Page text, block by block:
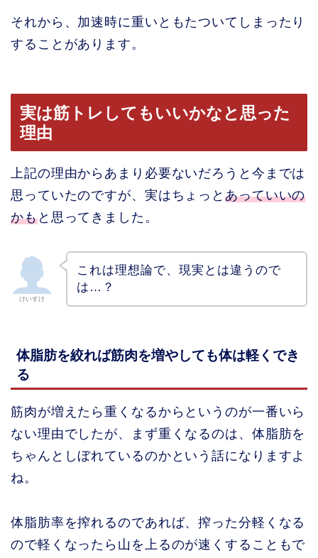
それから、加速時に重いともたついてしまったり
することがあります。
実は筋トレしてもいいかなと思った
理由
上記の理由からあまり必要ないだろうと今までは
思っていたのですが、実はちょっとあっていいの
かもと思ってきました。
けいすけ
これは理想論で、現実とは違うので
は…？
体脂肪を絞れば筋肉を増やしても体は軽くでき
る
筋肉が増えたら重くなるからというのが一番いら
ない理由でしたが、まず重くなるのは、体脂肪を
ちゃんとしぼれているのかという話になりますよ
ね。
体脂肪率を搾れるのであれば、搾った分軽くなる
ので軽くなったら山を上るのが速くすることもで